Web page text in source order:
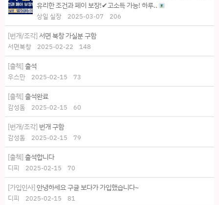
유리한 조건과 페이 보장!✔고소득 가능! 하루..
상일 실장 2025-03-07 206
[번개/조각] 서면 북창 가실분 구함
서면북창 2025-02-22 148
[출첵] 출석
우스만 2025-02-15 73
[출첵] 출석완료
감성돔 2025-02-15 60
[번개/조각] 번개 구함
감성돔 2025-02-15 79
[출첵] 출석합니다
디피 2025-02-15 70
[가입인사] 안녕하세요 구글 보다가 가입했습니다~
디피 2025-02-15 81